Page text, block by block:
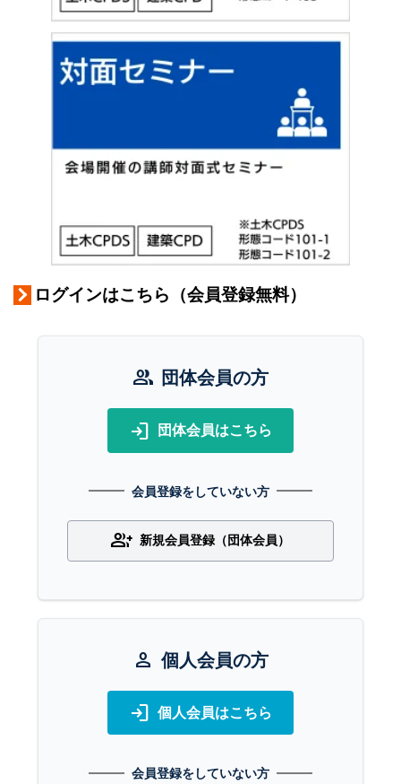
ログインはこちら（会員登録無料）
group 団体会員の方
login 団体会員はこちら
会員登録をしていない方
group_add 新規会員登録（団体会員）
person 個人会員の方
login 個人会員はこちら
会員登録をしていない方